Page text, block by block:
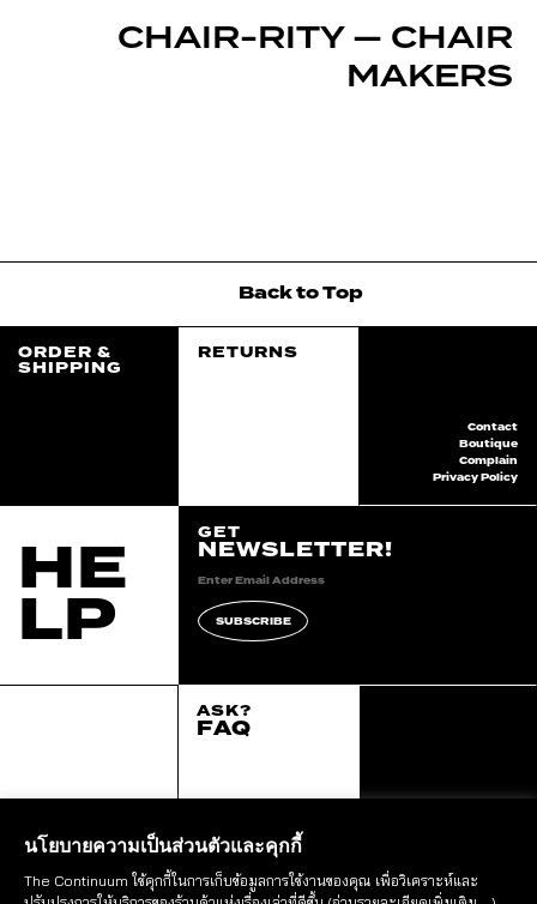
CHAIR-RITY — CHAIR
MAKERS
ORDER &
SHIPPING
HE
LP
BacktoTop
RETURNS
GET
NEWSLETTER!
SUBSCRIBE
right reserved.::*
Contact
Boutique
Complain
Privacy Policy
ASK?
FAQ
STAY IN THE LOOP
นโยบายความเป็นส่วนตัวและคุกกี้
The Continuum ใช้คุกกี้ในการเก็บข้อมูลการใช้งานของคุณ เพื่อวิเคราะห์และ